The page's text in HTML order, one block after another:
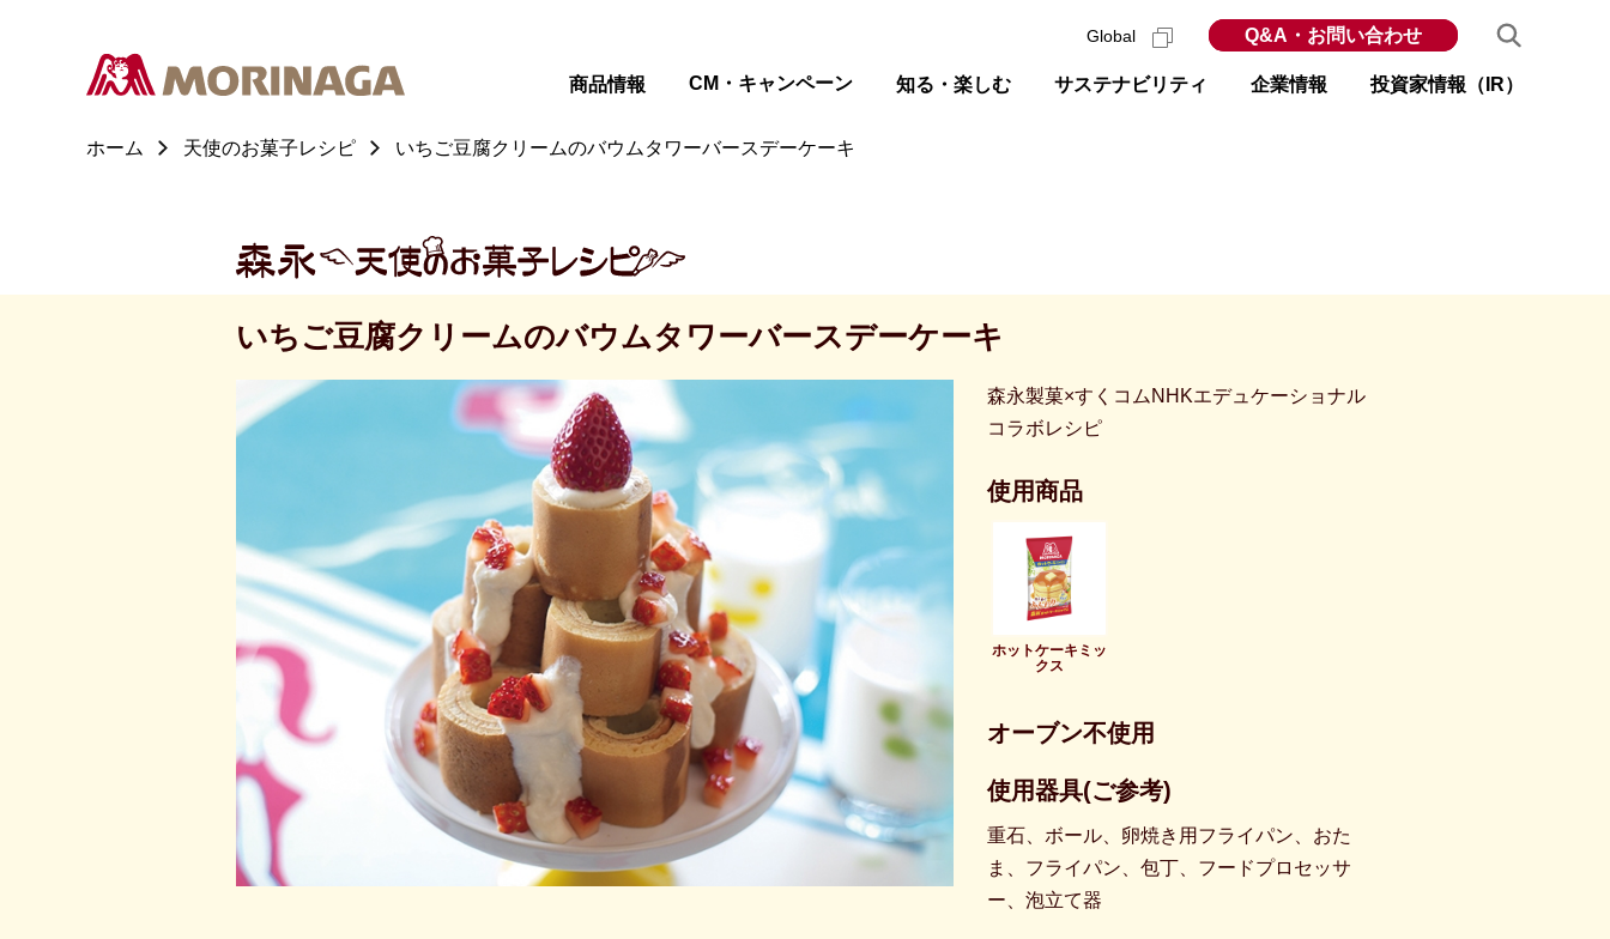
商品情報 CM・キャンペーン 知る・楽しむ サステナビリティ 企業情報 投資家情報（IR）
Global Q&A・お問い合わせ
ホーム 天使のお菓子レシピ いちご豆腐クリームのバウムタワーバースデーケーキ
いちご豆腐クリームのバウムタワーバースデーケーキ
森永製菓×すくコムNHKエデュケーショナル
コラボレシピ
使用商品
ホットケーキミッ
クス
オーブン不使用
使用器具(ご参考)
重石、ボール、卵焼き用フライパン、おた
ま、フライパン、包丁、フードプロセッサ
ー、泡立て器